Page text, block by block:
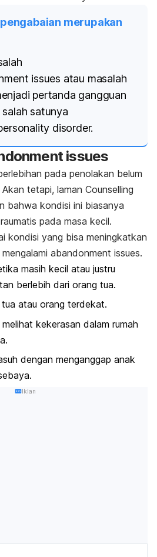
merupakan
issues atau masalah
pertanda gangguan
satunya
disorder.
issues
pada penolakan belum
tetapi, laman Counselling
bahwa kondisi ini biasanya
pada masa kecil.
kondisi yang bisa meningkatkan
abandonment issues.
masih kecil atau justru
berlebih dari orang tua.
atau orang terdekat.
kekerasan dalam rumah
dengan menganggap anak
Iklan